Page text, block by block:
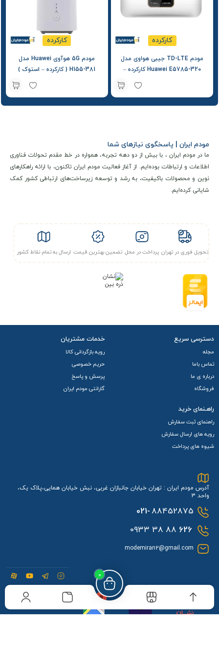
کارکرده
مودم TD-LTE جیبی هواوی مدل
Huawei E5785-320 کارکرده –
کارکرده
مودم 5G هوآوی Huawei مدل
H155-381 ( کارکرده – استوک )
0
مودم ایران | پاسخگوی نیازهای شما
ما در مودم ایران ، با بیش از دو دهه تجربه، همواره در خط مقدم تحولات فناوری
اطلاعات و ارتباطات بوده‌ایم. از آغاز فعالیت مودم ایران تاکنون، با ارائه راهکارهای
نوین و محصولات باکیفیت، به رشد و توسعه زیرساخت‌های ارتباطی کشور کمک
شایانی کرده‌ایم.
تحویل فوری در تهران پرداخت در محل تضمین بهترین قیمت ارسال به تمام نقاط کشور
دسترسی سریع
مجله
تماس باما
درباره ی ما
فروشگاه
خدمات مشتریان
رویه بازگردانی کالا
حریم خصوصی
پرسش و پاسخ
گارانتی مودم ایران
راهـنمای خرید
راهنمای ثبت سفارش
رویه های ارسال سفارش
شیوه های پرداخت
آدرس مودم ایران : تهران خیابان جانبازان غربی، نبش خیابان همایی،پلاک یک،
واحد 3
021-88452875
626
88 38 0933
modemiran2@gmail.com